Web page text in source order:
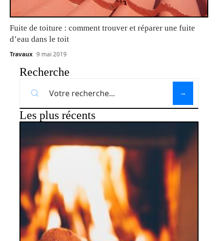
Fuite de toiture : comment trouver et réparer une fuite
d’eau dans le toit
Travaux 9 mai 2019
Recherche
Les plus récents